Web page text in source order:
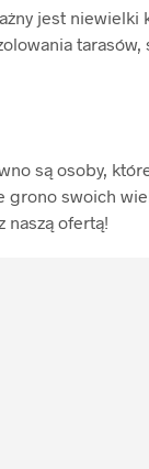
jest niewielki
tarasów,
są osoby,
grono swoich
naszą ofertą!